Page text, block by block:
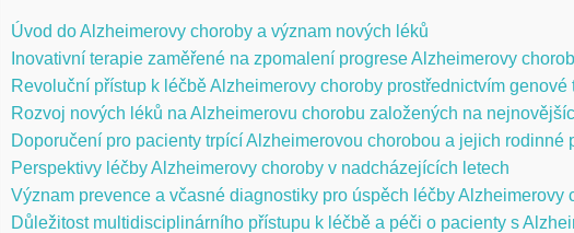
Úvod do Alzheimerovy choroby a význam nových léků
Inovativní terapie zaměřené na zpomalení progrese Alzheimerovy
Revoluční přístup k léčbě Alzheimerovy choroby prostřednictvím genové
Rozvoj nových léků na Alzheimerovu chorobu založených na
Doporučení pro pacienty trpící Alzheimerovou chorobou a jejich rodinné
Perspektivy léčby Alzheimerovy choroby v nadcházejících letech
Význam prevence a včasné diagnostiky pro úspěch léčby Alzheimerovy
Důležitost multidisciplinárního přístupu k léčbě a péči o pacienty s